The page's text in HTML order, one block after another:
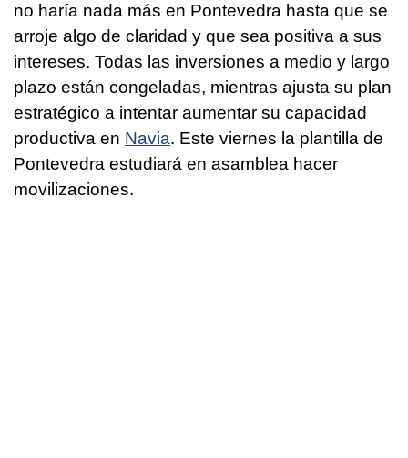
no haría nada más en Pontevedra hasta que se
arroje algo de claridad y que sea positiva a sus
intereses. Todas las inversiones a medio y largo
plazo están congeladas, mientras ajusta su plan
estratégico a intentar aumentar su capacidad
productiva en Navia. Este viernes la plantilla de
Pontevedra estudiará en asamblea hacer
movilizaciones.